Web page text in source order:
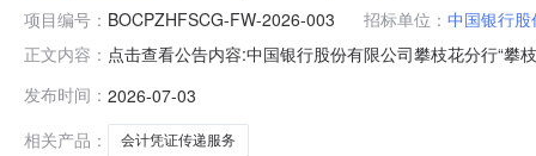
项目编号： BOCPZHFSCG-FW-2026-003 招标单位： 中国银行
正文内容： 点击查看公告内容:中国银行股份有限公司攀枝花分行“
发布时间： 2026-07-03
相关产品：
会计凭证传递服务